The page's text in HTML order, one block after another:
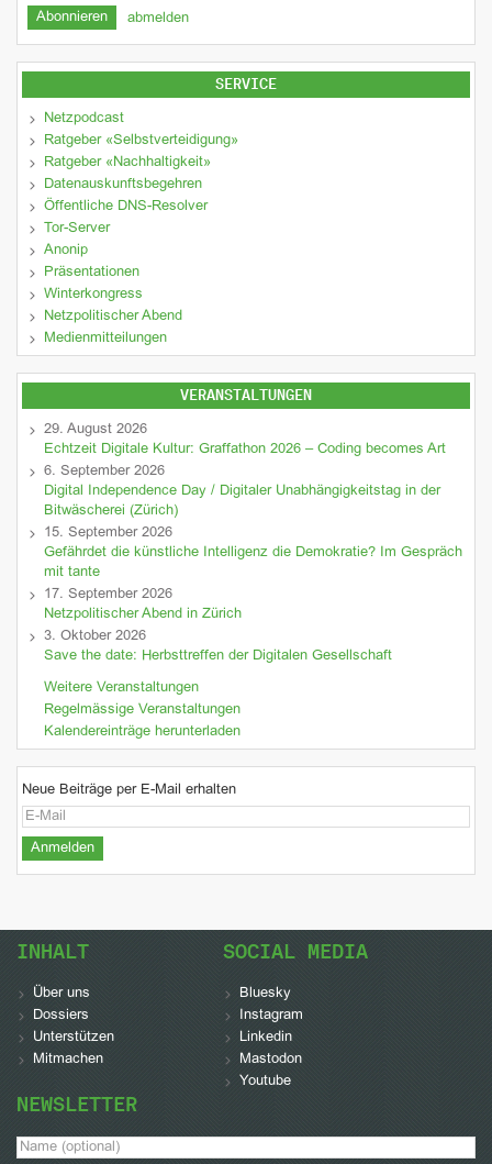
abmelden
SERVICE
Netzpodcast
Ratgeber «Selbstverteidigung»
Ratgeber «Nachhaltigkeit»
Datenauskunftsbegehren
Öffentliche DNS-Resolver
Tor-Server
Anonip
Präsentationen
Winterkongress
Netzpolitischer Abend
Medienmitteilungen
VERANSTALTUNGEN
29. August 2026
Echtzeit Digitale Kultur: Graffathon 2026 – Coding becomes Art
6. September 2026
Digital Independence Day / Digitaler Unabhängigkeitstag in der
Bitwäscherei (Zürich)
15. September 2026
Gefährdet die künstliche Intelligenz die Demokratie? Im Gespräch
mit tante
17. September 2026
Netzpolitischer Abend in Zürich
3. Oktober 2026
Save the date: Herbsttreffen der Digitalen Gesellschaft
Weitere Veranstaltungen
Regelmässige Veranstaltungen
Kalendereinträge herunterladen
Neue Beiträge per E-Mail erhalten
INHALT
Über uns
Dossiers
Unterstützen
Mitmachen
SOCIAL MEDIA
Bluesky
Instagram
Linkedin
Mastodon
Youtube
NEWSLETTER